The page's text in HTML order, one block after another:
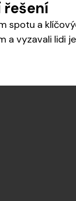
řešení
spotu a
a vyzavali lidi